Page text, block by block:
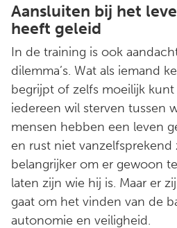
Aansluiten bij het
heeft geleid
In de training is ook
dilemma’s. Wat als iemand
begrijpt of zelfs moeilijk
iedereen wil sterven tussen
mensen hebben een leven
en rust niet vanzelfsprekend
belangrijker om er gewoon
laten zijn wie hij is. Maar er
gaat om het vinden van de
autonomie en veiligheid.